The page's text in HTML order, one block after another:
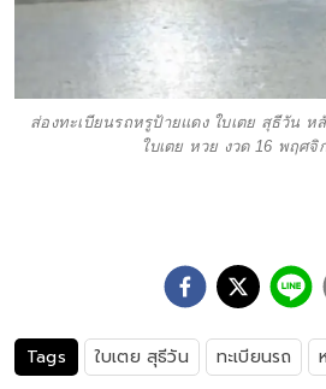
ส่องทะเบียนรถหรูป้ายแดง ใบเตย สุธีวัน ห
ใบเตย หวย งวด 16 พฤศจิ
Tags ใบเตย สุธีวัน ทะเบียนรถ